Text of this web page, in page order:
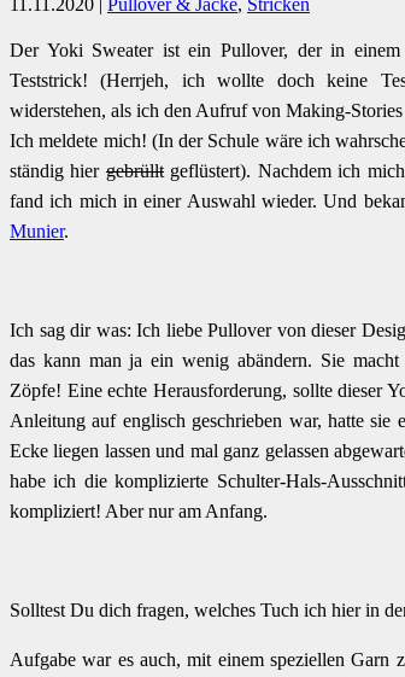
Der Yoki Sweater ist ein Pullover, der in
Teststrick! (Herrjeh, ich wollte doch keine
widerstehen, als ich den Aufruf von Making-
Ich meldete mich! (In der Schule wäre ich
ständig hier gebrülltgeflüstert). Nachdem ich
fand ich mich in einer Auswahl wieder. Und
Munier.
Ich sag dir was: Ich liebe Pullover von dieser
das kann man ja ein wenig abändern. Sie
Zöpfe! Eine echte Herausforderung, sollte dieser
Anleitung auf englisch geschrieben war, hatte
Ecke liegen lassen und mal ganz gelassen
habe ich die komplizierte Schulter-Hals-
kompliziert! Aber nur am Anfang.
Solltest Du dich fragen, welches Tuch ich hier in
Aufgabe war es auch, mit einem speziellen Garn